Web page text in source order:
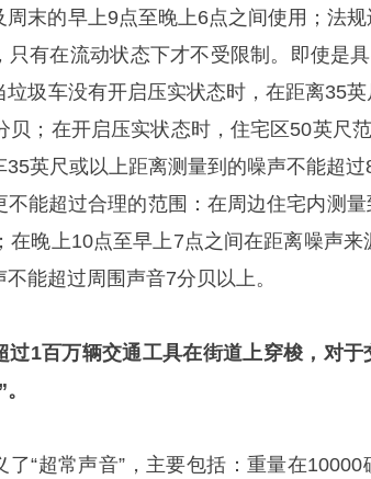
周末的早上9点至晚上6点之间使用；法
只有在流动状态下才不受限制。即使是
垃圾车没有开启压实状态时，在距离35
贝；在开启压实状态时，住宅区50英尺
35英尺或以上距离测量到的噪声不能超
不能超过合理的范围：在周边住宅内测
在晚上10点至早上7点之间在距离噪声
能超过周围声音7分贝以上。
过1百万辆交通工具在街道上穿梭，对于
了“超常声音”，主要包括：重量在